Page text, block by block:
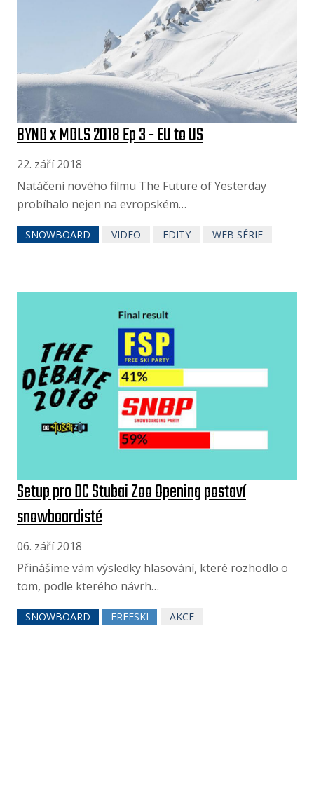
BYND x MDLS 2018 Ep 3 - EU to US
22. září 2018
Natáčení nového filmu The Future of Yesterday
probíhalo nejen na evropském…
SNOWBOARD VIDEO EDITY WEB SÉRIE
Setup pro DC Stubai Zoo Opening postaví
snowboardisté
06. září 2018
Přinášíme vám výsledky hlasování, které rozhodlo o
tom, podle kterého návrh…
SNOWBOARD FREESKI AKCE